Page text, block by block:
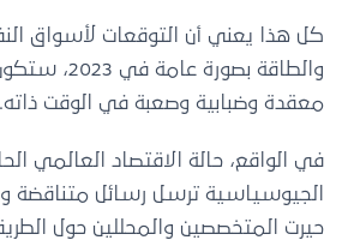
كل هذا يعني أن التوقعات لأسواق
والطاقة بصورة
معقدة وضبابية وصعبة في الوقت ذاته.
في الواقع، حالة الاقتصاد العالمي
الجيوسياسية ترسل رسائل متناقضة
حيرت المتخصصين والمحللين حول